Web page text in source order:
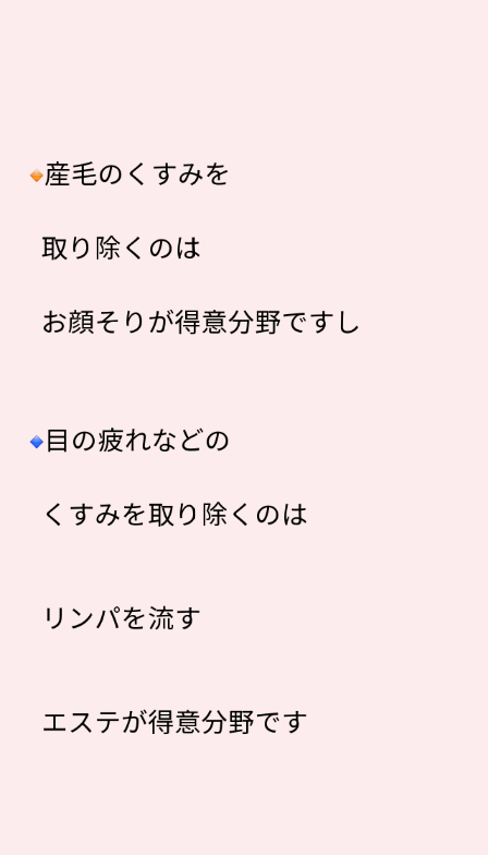
産毛のくすみを
取り除くのは
お顔そりが得意分野ですし
目の疲れなどの
くすみを取り除くのは
リンパを流す
エステが得意分野です